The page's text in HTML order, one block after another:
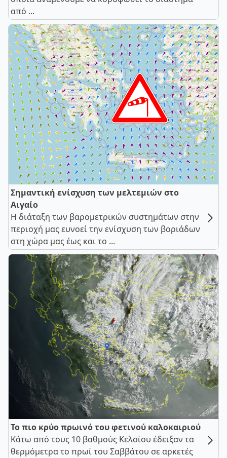
από ...
Σημαντική ενίσχυση των μελτεμιών στο
Αιγαίο
Η διάταξη των βαρομετρικών συστημάτων στην
περιοχή μας ευνοεί την ενίσχυση των βοριάδων
στη χώρα μας έως και το ...
Το πιο κρύο πρωινό του φετινού καλοκαιριού
Κάτω από τους 10 βαθμούς Κελσίου έδειξαν τα
θερμόμετρα το πρωί του Σαββάτου σε αρκετές